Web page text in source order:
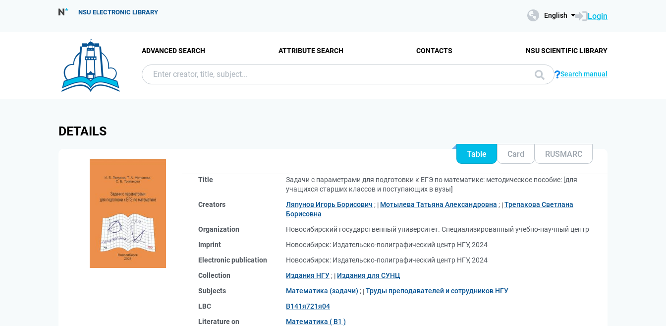
NSU ELECTRONIC LIBRARY English Login
ADVANCED SEARCH ATTRIBUTE SEARCH CONTACTS NSU SCIENTIFIC LIBRARY
Search manual
DETAILS
Table Card RUSMARC
Title
Задачи с параметрами для подготовки к ЕГЭ по математике: методическое пособие: [для
учащихся старших классов и поступающих в вузы]
Creators
Ляпунов Игорь Борисович ; Мотылева Татьяна Александровна ; Трепакова Светлана
Борисовна
Organization
Новосибирский государственный университет. Специализированный учебно-научный центр
Imprint
Новосибирск: Издательско-полиграфический центр НГУ, 2024
Electronic publication
Новосибирск: Издательско-полиграфический центр НГУ, 2024
Collection
Издания НГУ ;
Издания для СУНЦ
Subjects
Математика (задачи) ; Труды преподавателей и сотрудников НГУ
LBC
В141я721я04
Literature on
Математика ( В1 )